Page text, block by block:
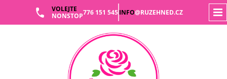
VOLEJTE
NONSTOP776 151 545INFO@RUZEHNED.CZ